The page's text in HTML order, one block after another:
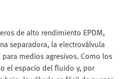
de alto rendimiento EPDM,
separadora, la electroválvula
medios agresivos. Como los
el espacio del fluido y, por